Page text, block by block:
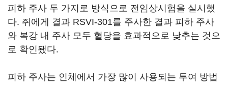
피하 주사 두 가지로 방식으로 전임상시험을 실시했
다. 쥐에게 결과 RSVI-301를 주사한 결과 피하 주사
와 복강 내 주사 모두 혈당을 효과적으로 낮추는 것으
로 확인됐다.
피하 주사는 인체에서 가장 많이 사용되는 투여 방법